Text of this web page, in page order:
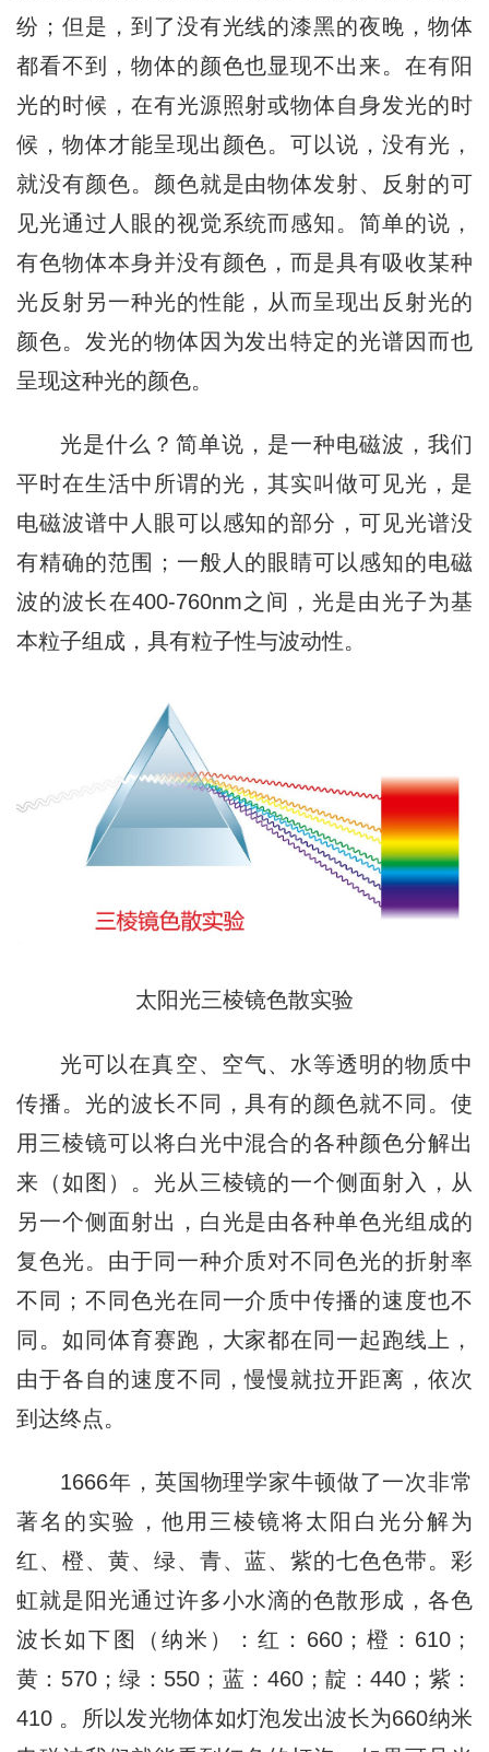
纷；但是，到了没有光线的漆黑的夜晚，物体
都看不到，物体的颜色也显现不出来。在有阳
光的时候，在有光源照射或物体自身发光的时
候，物体才能呈现出颜色。可以说，没有光，
就没有颜色。颜色就是由物体发射、反射的可
见光通过人眼的视觉系统而感知。简单的说，
有色物体本身并没有颜色，而是具有吸收某种
光反射另一种光的性能，从而呈现出反射光的
颜色。发光的物体因为发出特定的光谱因而也
呈现这种光的颜色。
光是什么？ 简单说，是一种电磁波， 我们
平时在生活中所谓的光，其实叫做可见光， 是
电磁波谱中人眼可以感知的部分，可见光谱没
有精确的范围； 一般人的眼睛可以感知的电磁
波的波长在400-760nm之间，光是由光子为基
本粒子组成， 具有粒子性与波动性。
太阳光三棱镜色散实验
光可以在真空、空气、水等透明的物质中
传播。光的波长不同，具有的颜色就不同。使
用三棱镜可以将白光中混合的各种颜色分解出
来（如图）。光从三棱镜的一个侧面射入，从
另一个侧面射出，白光是由各种单色光组成的
复色光。由于同一种介质对不同色光的折射率
不同；不同色光在同一介质中传播的速度也不
同。如同体育赛跑，大家都在同一起跑线上，
由于各自的速度不同，慢慢就拉开距离，依次
到达终点。
1666年，英国物理学家牛顿做了一次非常
著名的实验，他用三棱镜将太阳白光分解为
红、橙、黄、绿、青、蓝、紫的七色色带。彩
虹就是阳光通过许多小水滴的色散形成，各色
波长如下图（纳米）：红：660；橙：610；
黄：570；绿：550；蓝：460；靛：440；紫：
410 。所以发光物体如灯泡发出波长为660纳米